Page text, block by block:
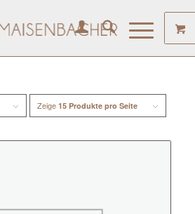
Zeige 15 Produkte pro Seite